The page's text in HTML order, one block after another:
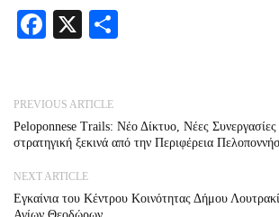
Facebook
X
PREVIOUS ARTICLE
Peloponnese Trails: Νέο Δίκτυο, Νέες
στρατηγική ξεκινά από την Περιφέρεια
NEXT ARTICLE
Εγκαίνια του Κέντρου Κοινότητας Δήμου